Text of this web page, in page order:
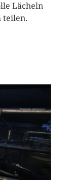
Lächeln
teilen.